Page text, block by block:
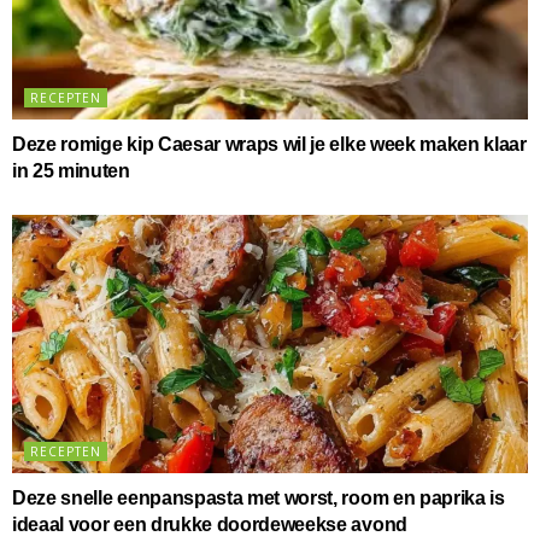
RECEPTEN
Deze romige kip Caesar wraps wil je elke week maken klaar
in 25 minuten
RECEPTEN
Deze snelle eenpanspasta met worst, room en paprika is
ideaal voor een drukke doordeweekse avond